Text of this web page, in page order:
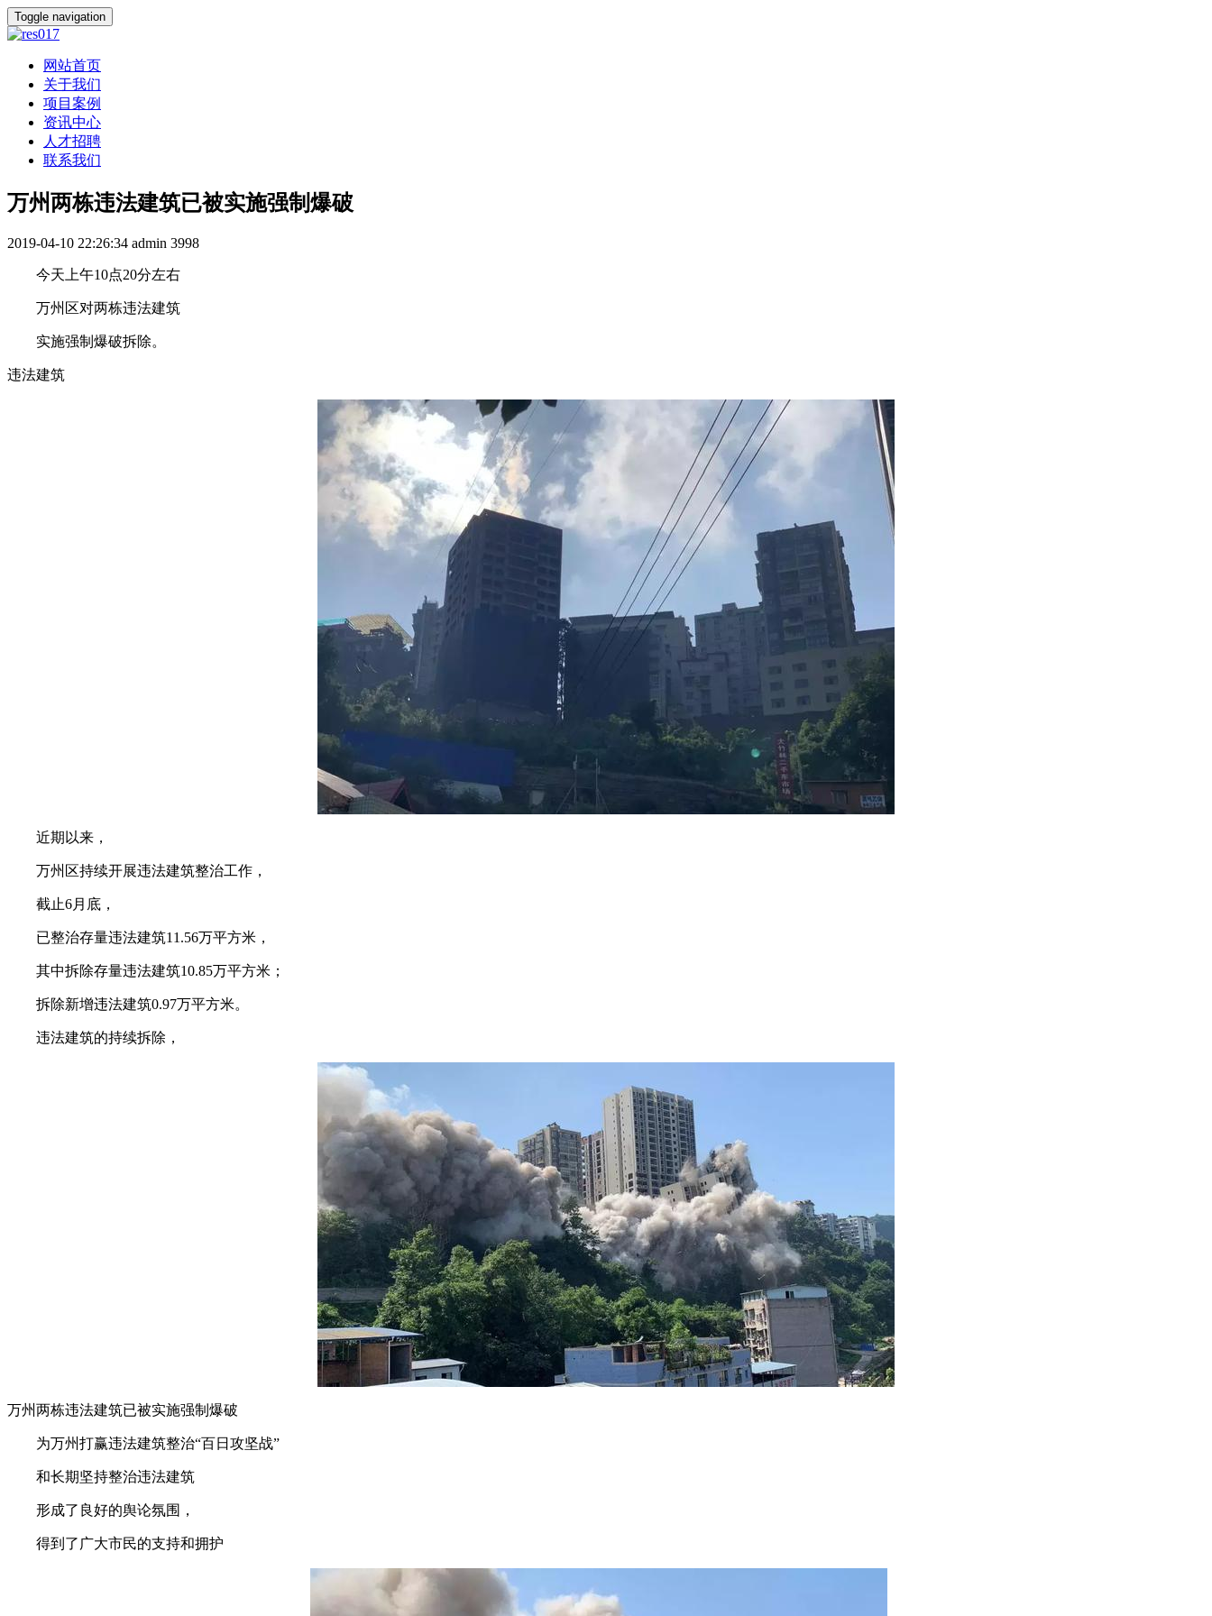
Toggle navigation
网站首页
关于我们
项目案例
资讯中心
人才招聘
联系我们
万州两栋违法建筑已被实施强制爆破
2019-04-10 22:26:34 admin 3998
今天上午10点20分左右
万州区对两栋违法建筑
实施强制爆破拆除。
违法建筑
近期以来，
万州区持续开展违法建筑整治工作，
截止6月底，
已整治存量违法建筑11.56万平方米，
其中拆除存量违法建筑10.85万平方米；
拆除新增违法建筑0.97万平方米。
违法建筑的持续拆除，
万州两栋违法建筑已被实施强制爆破
为万州打赢违法建筑整治“百日攻坚战”
和长期坚持整治违法建筑
形成了良好的舆论氛围，
得到了广大市民的支持和拥护